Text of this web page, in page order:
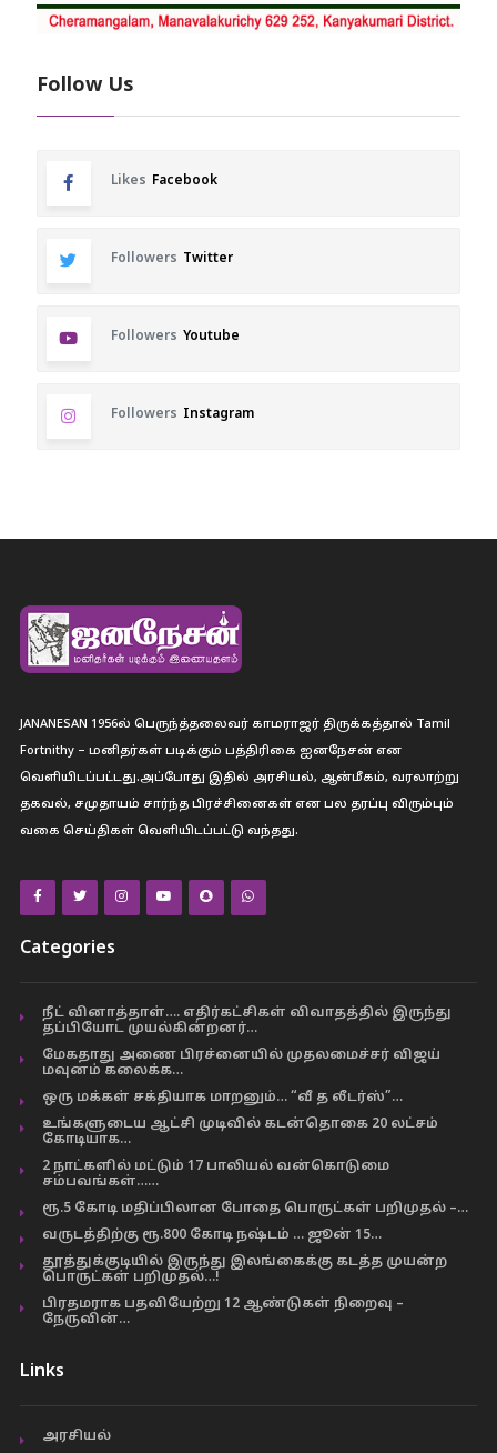
Follow Us
Likes Facebook
Followers Twitter
Followers Youtube
Followers Instagram
JANANESAN 1956ல் பெருந்த்தலைவர் காமராஜர் திருக்கத்தால் Tamil
Fortnithy – மனிதர்கள் படிக்கும் பத்திரிகை ஐனநேசன் என
வெளியிடப்பட்டது.அப்போது இதில் அரசியல், ஆன்மீகம், வரலாற்று
தகவல், சமுதாயம் சார்ந்த பிரச்சினைகள் என பல தரப்பு விரும்பும்
வகை செய்திகள் வெளியிடப்பட்டு வந்தது.
Categories
நீட் வினாத்தாள்…. எதிர்கட்சிகள் விவாதத்தில் இருந்து
தப்பியோட முயல்கின்றனர்…
மேகதாது அணை பிரச்னையில் முதலமைச்சர் விஜய்
மவுனம் கலைக்க…
ஒரு மக்கள் சக்தியாக மாறனும்… “வீ த லீடர்ஸ்”…
உங்களுடைய ஆட்சி முடிவில் கடன்தொகை 20 லட்சம்
கோடியாக…
2 நாட்களில் மட்டும் 17 பாலியல் வன்கொடுமை
சம்பவங்கள்……
ரூ.5 கோடி மதிப்பிலான போதை பொருட்கள் பறிமுதல் –…
வருடத்திற்கு ரூ.800 கோடி நஷ்டம் … ஜூன் 15…
தூத்துக்குடியில் இருந்து இலங்கைக்கு கடத்த முயன்ற
பொருட்கள் பறிமுதல்…!
பிரதமராக பதவியேற்று 12 ஆண்டுகள் நிறைவு –
நேருவின்…
Links
அரசியல்